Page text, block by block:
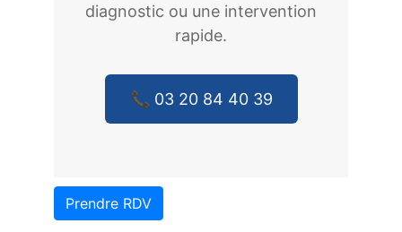
diagnostic ou une intervention
rapide.
📞 03 20 84 40 39
Prendre RDV